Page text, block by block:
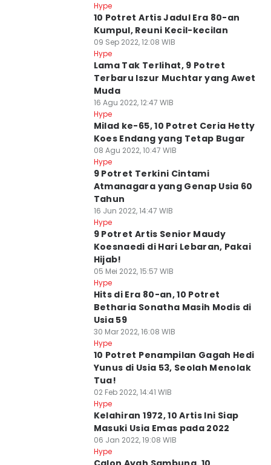
Hype
10 Potret Artis Jadul Era 80-an
Kumpul, Reuni Kecil-kecilan
09 Sep 2022, 12:08 WIB
Hype
Lama Tak Terlihat, 9 Potret
Terbaru Iszur Muchtar yang Awet
Muda
16 Agu 2022, 12:47 WIB
Hype
Milad ke-65, 10 Potret Ceria Hetty
Koes Endang yang Tetap Bugar
08 Agu 2022, 10:47 WIB
Hype
9 Potret Terkini Cintami
Atmanagara yang Genap Usia 60
Tahun
16 Jun 2022, 14:47 WIB
Hype
9 Potret Artis Senior Maudy
Koesnaedi di Hari Lebaran, Pakai
Hijab!
05 Mei 2022, 15:57 WIB
Hype
Hits di Era 80-an, 10 Potret
Betharia Sonatha Masih Modis di
Usia 59
30 Mar 2022, 16:08 WIB
Hype
10 Potret Penampilan Gagah Hedi
Yunus di Usia 53, Seolah Menolak
Tua!
02 Feb 2022, 14:41 WIB
Hype
Kelahiran 1972, 10 Artis Ini Siap
Masuki Usia Emas pada 2022
06 Jan 2022, 19:08 WIB
Hype